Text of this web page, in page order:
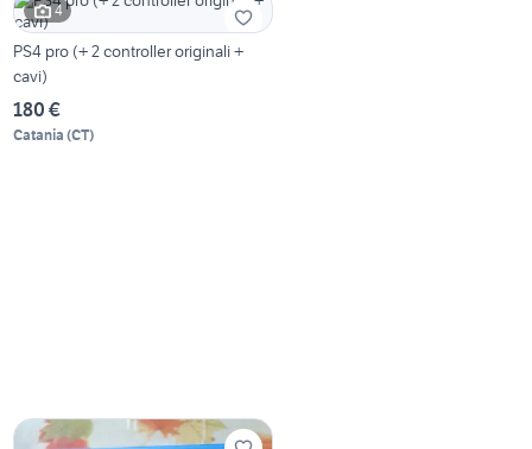
4
PS4 pro (+ 2 controller originali +
cavi)
180 €
Catania (CT)